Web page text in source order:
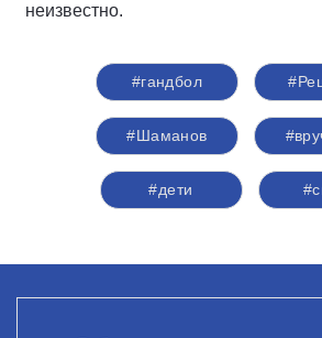
неизвестно.
#гандбол
#Шаманов
#дети